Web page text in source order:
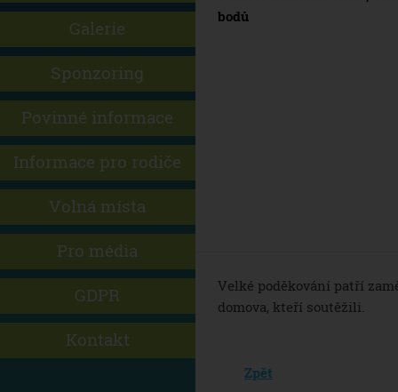
Galerie
Sponzoring
Povinné informace
Informace pro rodiče
Volná místa
Pro média
GDPR
Kontakt
bodů
Velké poděkování patří
domova, kteří soutěžili.
Zpět